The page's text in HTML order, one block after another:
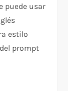
puede usar
estilo
prompt